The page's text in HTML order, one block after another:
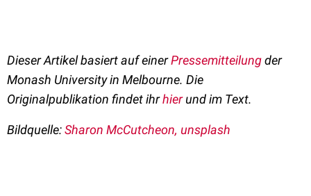
Dieser Artikel basiert auf einerPressemitteilungder
Monash University in Melbourne. Die
Originalpublikation findet ihrhierund im Text.
Bildquelle:Sharon McCutcheon, unsplash